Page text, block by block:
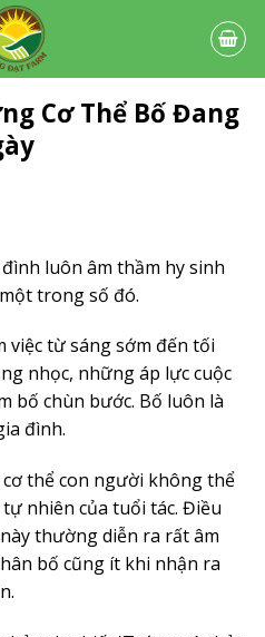
Cơ Thể Bố Đang
luôn âm thầm hy sinh
trong số đó.
việc từ sáng sớm đến tối
nhọc, những áp lực cuộc
bố chùn bước. Bố luôn là
đình.
thể con người không thể
nhiên của tuổi tác. Điều
thường diễn ra rất âm
bố cũng ít khi nhận ra